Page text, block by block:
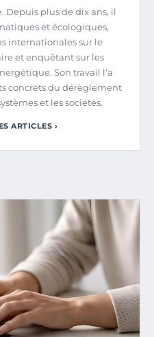
Depuis plus de dix ans, il
et écologiques,
internationales sur le
et enquêtant sur les
Son travail l’a
concrets du dérèglement
et les sociétés.
ARTICLES ›